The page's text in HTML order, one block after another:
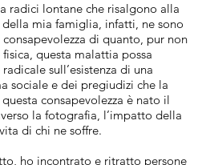
radici lontane che risalgono alla
mia famiglia, infatti, ne sono
di quanto, pur non
questa malattia possa
sull’esistenza di una
sociale e dei pregiudizi che la
consapevolezza è nato il
la fotografia, l’impatto della
di chi ne soffre.
ho incontrato e ritratto persone